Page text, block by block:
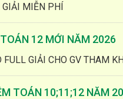
GIẢI MIỄN PHÍ
12 MỚI NĂM 2026
FULL GIẢI CHO GV THAM
TOÁN 10;11;12 NĂM